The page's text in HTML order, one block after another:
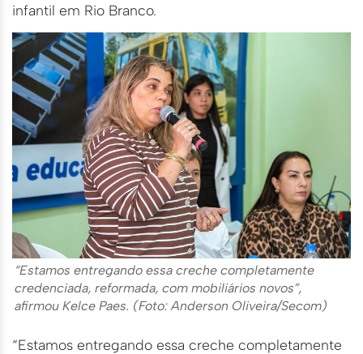
infantil em Rio Branco.
“Estamos entregando essa creche completamente
credenciada, reformada, com mobiliários novos”,
afirmou Kelce Paes. (Foto: Anderson Oliveira/Secom)
“Estamos entregando essa creche completamente